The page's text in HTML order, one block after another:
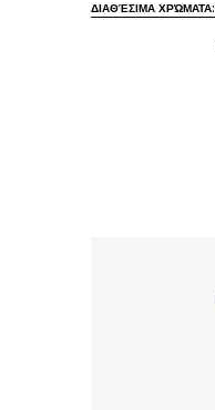
ΔΙΑΘΈΣΙΜΑ ΧΡΏΜΑΤΑ: